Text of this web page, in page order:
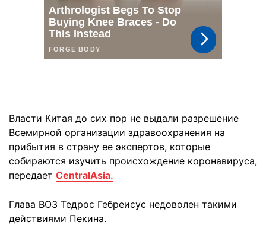
Власти Китая до сих пор не выдали разрешение
Всемирной организации здравоохранения на
прибытия в страну ее экспертов, которые
собираются изучить происхождение коронавируса,
передает CentralAsia.
Глава ВОЗ Тедрос Гебреисус недоволен такими
действиями Пекина.